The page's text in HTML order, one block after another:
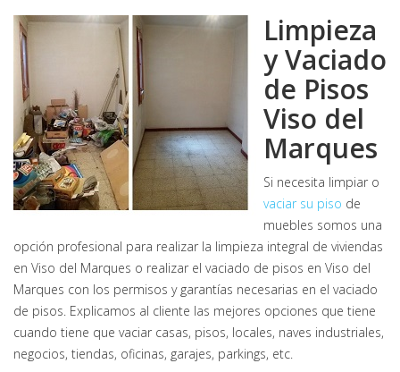
Limpieza
y Vaciado
de Pisos
Viso del
Marques
Si necesita limpiar o
vaciar su piso de
muebles somos una
opción profesional para realizar la limpieza integral de viviendas
en Viso del Marques o realizar el vaciado de pisos en Viso del
Marques con los permisos y garantías necesarias en el vaciado
de pisos. Explicamos al cliente las mejores opciones que tiene
cuando tiene que vaciar casas, pisos, locales, naves industriales,
negocios, tiendas, oficinas, garajes, parkings, etc.